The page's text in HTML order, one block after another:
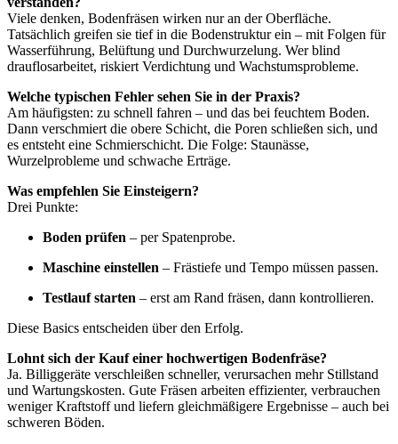
Viele denken, Bodenfräsen wirken nur an der Oberfläche.
Tatsächlich greifen sie tief in die Bodenstruktur ein – mit Folgen für
Wasserführung, Belüftung und Durchwurzelung. Wer blind
drauflosarbeitet, riskiert Verdichtung und Wachstumsprobleme.
Welche typischen Fehler sehen Sie in der Praxis?
Am häufigsten: zu schnell fahren – und das bei feuchtem Boden.
Dann verschmiert die obere Schicht, die Poren schließen sich, und
es entsteht eine Schmierschicht. Die Folge: Staunässe,
Wurzelprobleme und schwache Erträge.
Was empfehlen Sie Einsteigern?
Drei Punkte:
Boden prüfen – per Spatenprobe.
Maschine einstellen – Frästiefe und Tempo müssen passen.
Testlauf starten – erst am Rand fräsen, dann kontrollieren.
Diese Basics entscheiden über den Erfolg.
Lohnt sich der Kauf einer hochwertigen Bodenfräse?
Ja. Billiggeräte verschleißen schneller, verursachen mehr Stillstand
und Wartungskosten. Gute Fräsen arbeiten effizienter, verbrauchen
weniger Kraftstoff und liefern gleichmäßigere Ergebnisse – auch bei
schweren Böden.